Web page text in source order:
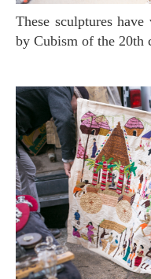
These sculptures have very fine detail and are inspired
by Cubism of the 20th